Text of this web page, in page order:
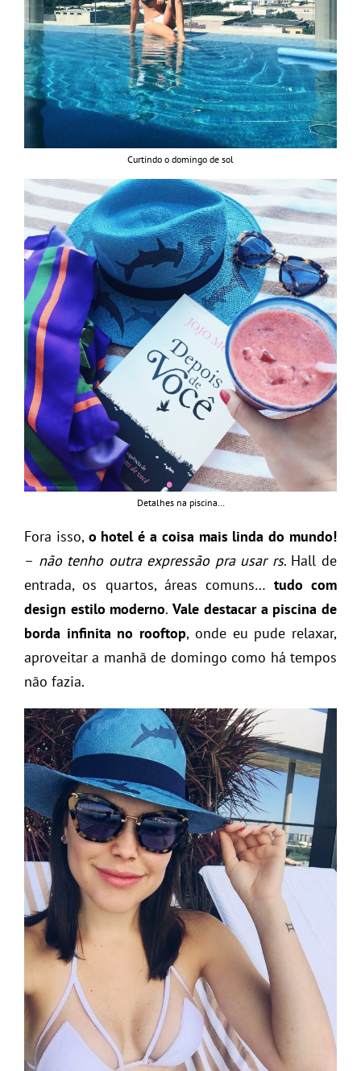
Curtindo o domingo de sol
Detalhes na piscina…
Fora isso, o hotel é a coisa mais linda do mundo!
– não tenho outra expressão pra usar rs. Hall de
entrada, os quartos, áreas comuns… tudo com
design estilo moderno.Vale destacar a piscina de
borda infinita no rooftop, onde eu pude relaxar,
aproveitar a manhã de domingo como há tempos
não fazia.